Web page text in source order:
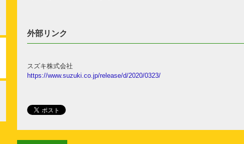
外部リンク
スズキ株式会社
https://www.suzuki.co.jp/release/d/2020/0323/